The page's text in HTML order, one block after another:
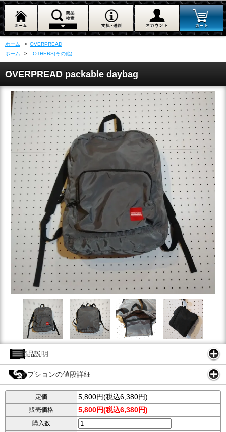
ホーム > OVERPREAD
ホーム
> OTHERS(その他)
OVERPREAD packable daybag
商品説明
オプションの値段詳細
定価 5,800円(税込6,380円)
販売価格 5,800円(税込6,380円)
購入数